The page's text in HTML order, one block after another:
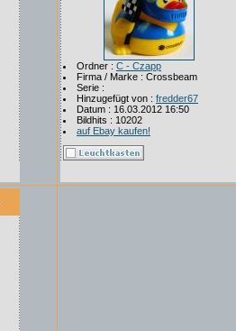
Ordner : C - Czapp
Firma / Marke : Crossbeam
Serie :
Hinzugefügt von : fredder67
Datum : 16.03.2012 16:50
Bildhits : 10202
auf Ebay kaufen!